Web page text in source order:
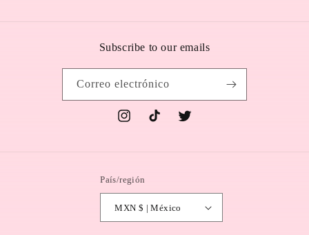
Subscribe to our emails
Correo electrónico
InstagramTikTok Twitter
País/región
MXN $ | México